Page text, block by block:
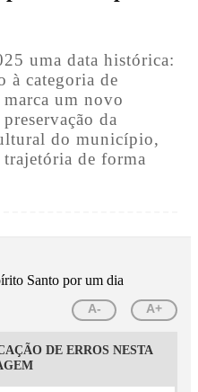
uma data histórica:
à categoria de
um novo
da
do município,
trajetória de forma
A- A+
DE ERROS NESTA